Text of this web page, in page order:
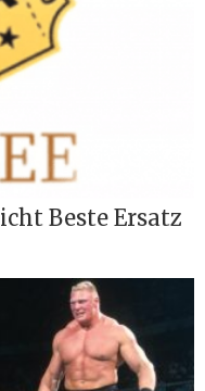
Beste Ersatz